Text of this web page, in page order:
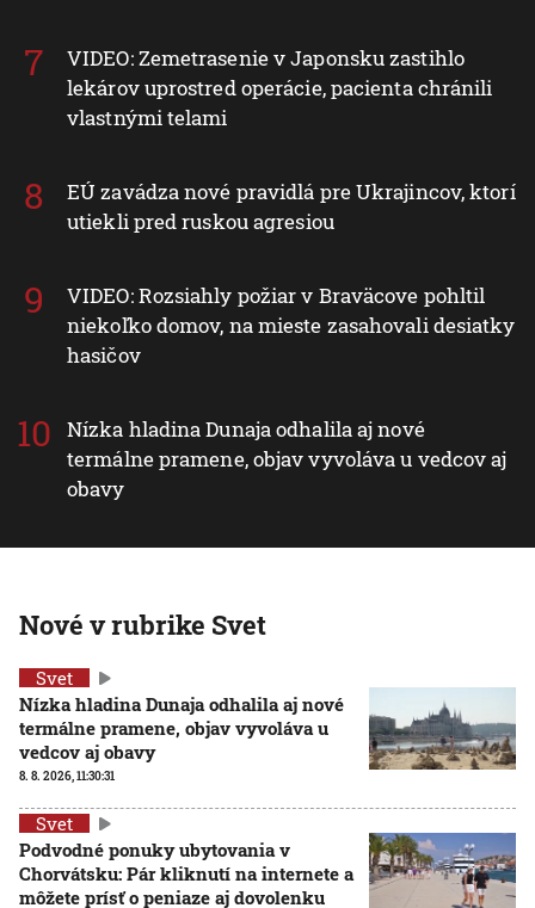
VIDEO: Zemetrasenie v Japonsku zastihlo
lekárov uprostred operácie, pacienta chránili
vlastnými telami
EÚ zavádza nové pravidlá pre Ukrajincov, ktorí
utiekli pred ruskou agresiou
VIDEO: Rozsiahly požiar v Braväcove pohltil
niekoľko domov, na mieste zasahovali desiatky
hasičov
Nízka hladina Dunaja odhalila aj nové
termálne pramene, objav vyvoláva u vedcov aj
obavy
Nové v rubrike Svet
Svet
Nízka hladina Dunaja odhalila aj nové
termálne pramene, objav vyvoláva u
vedcov aj obavy
8. 8. 2026, 11:30:31
Svet
Podvodné ponuky ubytovania v
Chorvátsku: Pár kliknutí na internete a
môžete prísť o peniaze aj dovolenku